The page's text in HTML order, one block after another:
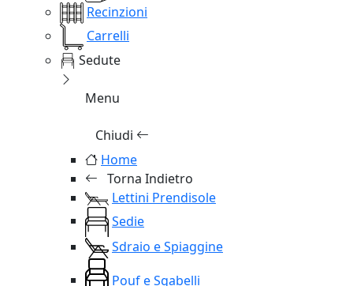
Recinzioni
Carrelli
Sedute
Menu
Chiudi
Home
Torna Indietro
Lettini Prendisole
Sedie
Sdraio e Spiaggine
Pouf e Sgabelli